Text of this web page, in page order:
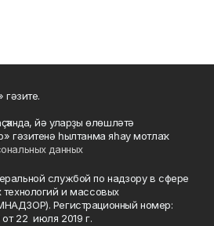
гәзите.
йә уларҙы өлөшләтә
гәзитенә һылтанма яһау мотлаҡ.
данных
службой по надзору в сфере
и массовых
Регистрационный номер:
22 июля 2019 г.